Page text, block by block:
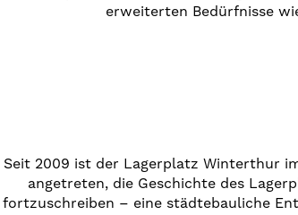
erweiterten Bedürfnisse
Seit 2009 ist der Lagerplatz Winterthur
angetreten, die Geschichte des
fortzuschreiben – eine städtebauliche